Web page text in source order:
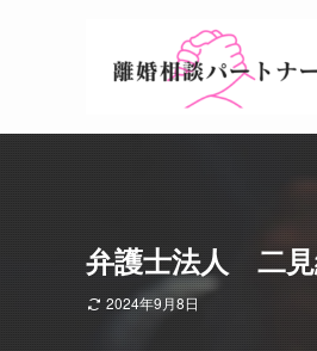
弁護士法人 二見
2024年9月8日